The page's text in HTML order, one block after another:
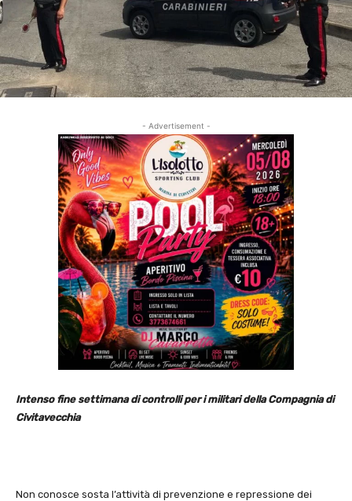
- Advertisement -
Intenso fine settimana di controlli per i militari della Compagnia di
Civitavecchia
Non conosce sosta l’attività di prevenzione e repressione dei